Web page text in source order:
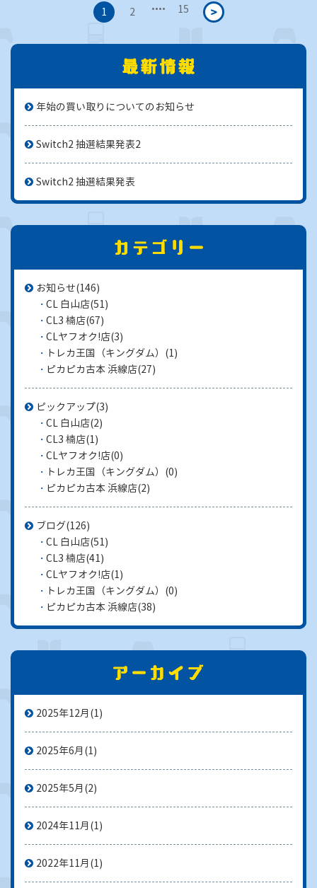
1 2 ・・・・ 15 >
年始の買い取りについてのお知らせ
Switch2 抽選結果発表2
Switch2 抽選結果発表
お知らせ(146)
CL 白山店(51)
CL3 楠店(67)
CLヤフオク!店(3)
トレカ王国（キングダム） (1)
ピカピカ古本 浜線店(27)
ピックアップ(3)
CL 白山店(2)
CL3 楠店(1)
CLヤフオク!店(0)
トレカ王国（キングダム） (0)
ピカピカ古本 浜線店(2)
ブログ(126)
CL 白山店(51)
CL3 楠店(41)
CLヤフオク!店(1)
トレカ王国（キングダム） (0)
ピカピカ古本 浜線店(38)
2025年12月 (1)
2025年6月 (1)
2025年5月 (2)
2024年11月 (1)
2022年11月 (1)